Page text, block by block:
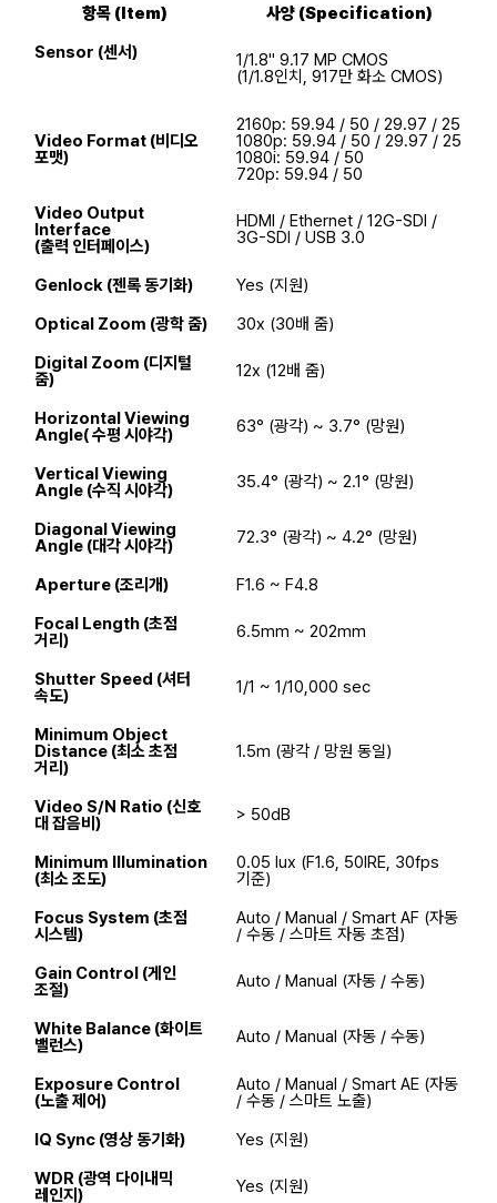
항목 (Item)
사양 (Specification)
Sensor (센서)
1/1.8" 9.17 MP CMOS
(1/1.8인치, 917만 화소 CMOS)
Video Format (비디오
포맷)
2160p: 59.94 / 50 / 29.97 / 25
1080p: 59.94 / 50 / 29.97 / 25
1080i: 59.94 / 50
720p: 59.94 / 50
Video Output
Interface
(출력 인터페이스)
HDMI / Ethernet / 12G-SDI /
3G-SDI / USB 3.0
Genlock (젠록 동기화)
Yes (지원)
Optical Zoom (광학 줌)
30x (30배 줌)
Digital Zoom (디지털
줌)
12x (12배 줌)
Horizontal Viewing
Angle( 수평 시야각)
63° (광각) ~ 3.7° (망원)
Vertical Viewing
Angle (수직 시야각)
35.4° (광각) ~ 2.1° (망원)
Diagonal Viewing
Angle (대각 시야각)
72.3° (광각) ~ 4.2° (망원)
Aperture (조리개)
F1.6 ~ F4.8
Focal Length (초점
거리)
6.5mm ~ 202mm
Shutter Speed (셔터
속도)
1/1 ~ 1/10,000 sec
Minimum Object
Distance (최소 초점
거리)
1.5m (광각 / 망원 동일)
Video S/N Ratio (신호
대 잡음비)
> 50dB
Minimum Illumination
(최소 조도)
0.05 lux (F1.6, 50IRE, 30fps
기준)
Focus System (초점
시스템)
Auto / Manual / Smart AF (자동
/ 수동 / 스마트 자동 초점)
Gain Control (게인
조절)
Auto / Manual (자동 / 수동)
White Balance (화이트
밸런스)
Auto / Manual (자동 / 수동)
Exposure Control
(노출 제어)
Auto / Manual / Smart AE (자동
/ 수동 / 스마트 노출)
IQ Sync (영상 동기화)
Yes (지원)
WDR (광역 다이내믹
레인지)
Yes (지원)